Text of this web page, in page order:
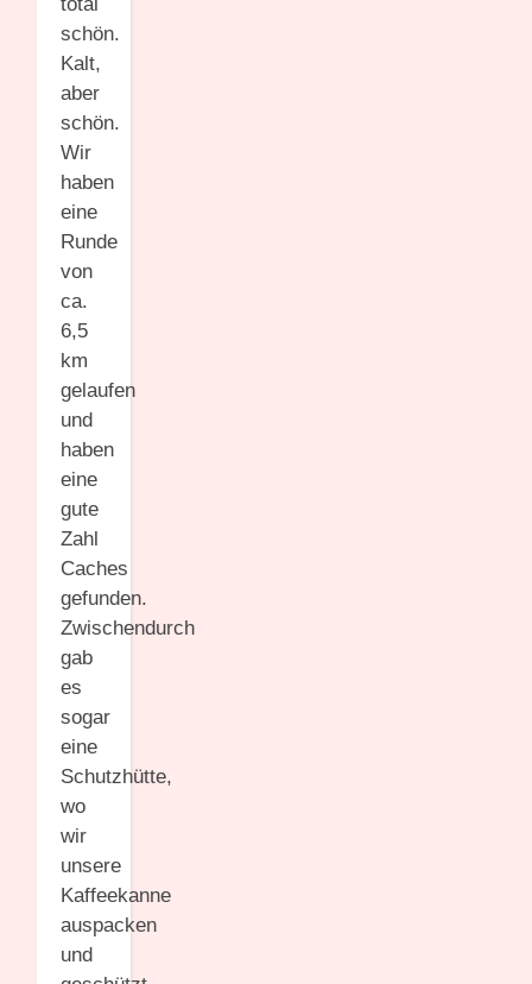
total
schön.
Kalt,
aber
schön.
Wir
haben
eine
Runde
von
ca.
6,5
km
gelaufen
und
haben
eine
gute
Zahl
Caches
gefunden.
Zwischendurch
gab
es
sogar
eine
Schutzhütte,
wo
wir
unsere
Kaffeekanne
auspacken
und